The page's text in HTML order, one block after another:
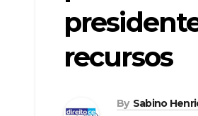
recursos
By Sabino